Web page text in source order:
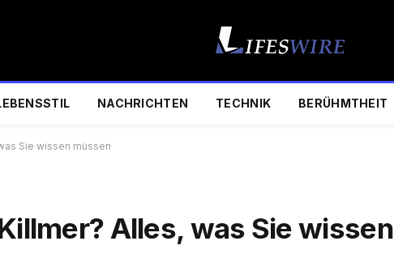
NACHRICHTEN TECHNIK BERÜHMTHEIT
Sie wissen müssen
Alles, was Sie wissen